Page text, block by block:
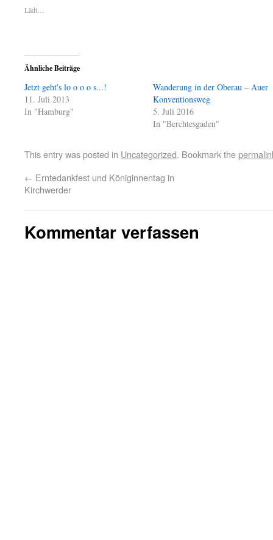
Lädt…
Ähnliche Beiträge
Jetzt geht's lo o o o s...!
11. Juli 2013
In "Hamburg"
Wanderung in der Oberau – Auer
Konventionsweg
5. Juli 2016
In "Berchtesgaden"
This entry was posted in Uncategorized. Bookmark the
← Erntedankfest und Königinnentag in
Kirchwerder
Kommentar verfassen